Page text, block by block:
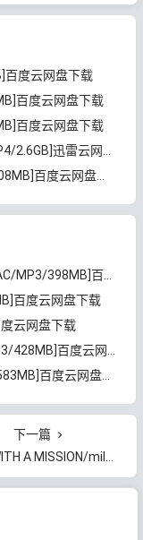
百度云网盘下载
百度云网盘下载
百度云网盘下载
迅雷云网盘下载
百度云网盘下载
百度云网盘下载
百度云网盘下载
云网盘下载
百度云网盘下载
百度云网盘下载
下一篇
《絆ノ奇跡 / コイコガレ》[无损FLAC/MP3/281MB]百度云网盘下载